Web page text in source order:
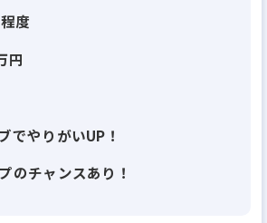
に取り組んでいます。
社員数が必要であり、採用活動を
度
円
でやりがいUP！
のチャンスあり！